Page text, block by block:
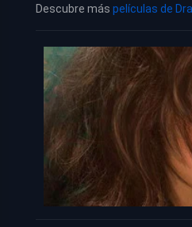
Descubre más películas de